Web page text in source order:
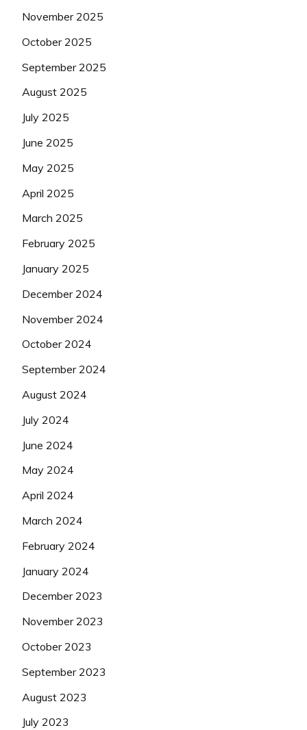
November 2025
October 2025
September 2025
August 2025
July 2025
June 2025
May 2025
April 2025
March 2025
February 2025
January 2025
December 2024
November 2024
October 2024
September 2024
August 2024
July 2024
June 2024
May 2024
April 2024
March 2024
February 2024
January 2024
December 2023
November 2023
October 2023
September 2023
August 2023
July 2023